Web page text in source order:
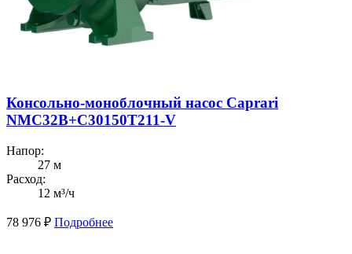
Консольно-моноблочный насос Caprari
NMC32B+C30150T211-V
Напор:
27 м
Расход:
12 м³/ч
78 976 ₽ Подробнее